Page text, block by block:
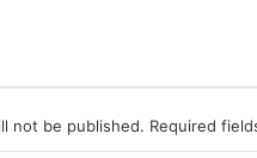
not be published. Required